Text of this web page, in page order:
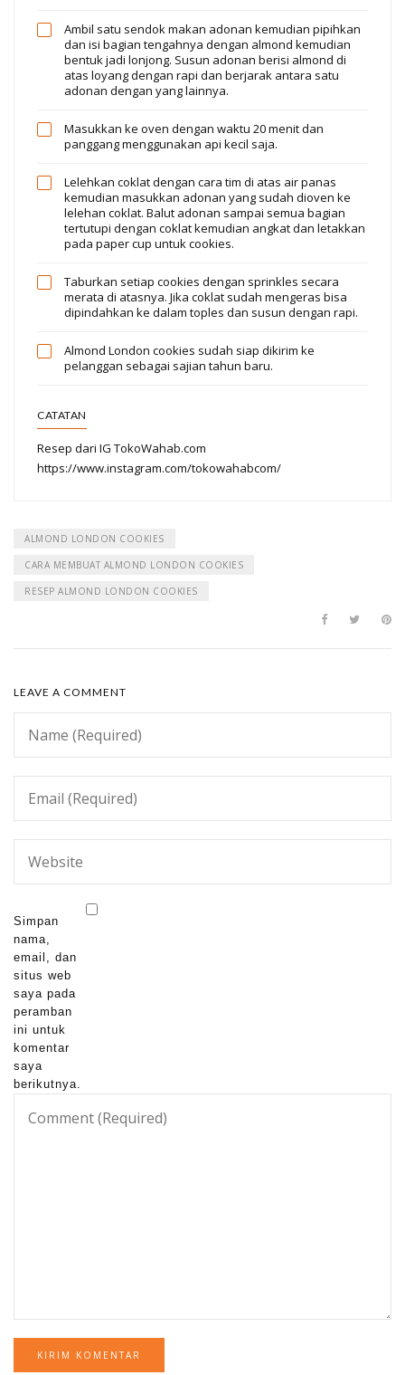
Ambil satu sendok makan adonan kemudian pipihkan
dan isi bagian tengahnya dengan almond kemudian
bentuk jadi lonjong. Susun adonan berisi almond di
atas loyang dengan rapi dan berjarak antara satu
adonan dengan yang lainnya.
Masukkan ke oven dengan waktu 20 menit dan
panggang menggunakan api kecil saja.
Lelehkan coklat dengan cara tim di atas air panas
kemudian masukkan adonan yang sudah dioven ke
lelehan coklat. Balut adonan sampai semua bagian
tertutupi dengan coklat kemudian angkat dan letakkan
pada paper cup untuk cookies.
Taburkan setiap cookies dengan sprinkles secara
merata di atasnya. Jika coklat sudah mengeras bisa
dipindahkan ke dalam toples dan susun dengan rapi.
Almond London cookies sudah siap dikirim ke
pelanggan sebagai sajian tahun baru.
CATATAN
Resep dari IG TokoWahab.com
https://www.instagram.com/tokowahabcom/
ALMOND LONDON COOKIES
CARA MEMBUAT ALMOND LONDON COOKIES
RESEP ALMOND LONDON COOKIES
LEAVE A COMMENT
Simpan
nama,
email, dan
situs web
saya pada
peramban
ini untuk
komentar
saya
berikutnya.